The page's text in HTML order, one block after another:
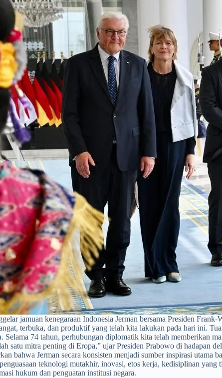
jamuan kenegaraan Indonesia Jerman bersama Presiden
terbuka, dan produktif yang telah kita lakukan pada hari ini.
74 tahun, perhubungan diplomatik kita telah memberikan
satu mitra penting di Eropa,” ujar Presiden Prabowo di hadapan
bahwa Jerman secara konsisten menjadi sumber inspirasi utama
teknologi mutakhir, inovasi, etos kerja, kedisiplinan yang
hukum dan penguatan institusi negara.